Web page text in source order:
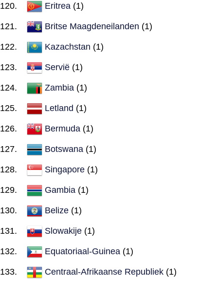
Eritrea (1)
Britse Maagdeneilanden (1)
Kazachstan (1)
Servië (1)
Zambia (1)
Letland (1)
Bermuda (1)
Botswana (1)
Singapore (1)
Gambia (1)
Belize (1)
Slowakije (1)
Equatoriaal-Guinea (1)
Centraal-Afrikaanse Republiek (1)